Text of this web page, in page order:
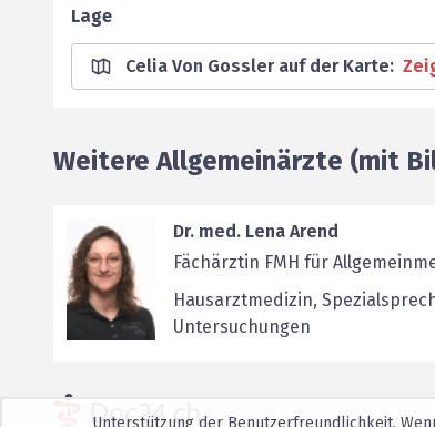
Lage
Celia Von Gossler auf der Karte:
Weitere Allgemeinärzte (mit
Dr. med. Lena Arend
Fächärztin FMH für
Hausarztmedizin,
Untersuchungen
Unterstützung der Benutzerfreundlichkeit.